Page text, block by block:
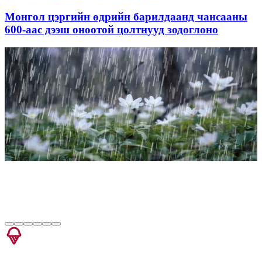
Монгол цэргийн өдрийн барилдаанд чансааны
600-аас дээш оноотой цолтнууд зодоглоно
Черрионцлох
Цаг агаарын урьдчилсан төлөв
Мэдээг унших•